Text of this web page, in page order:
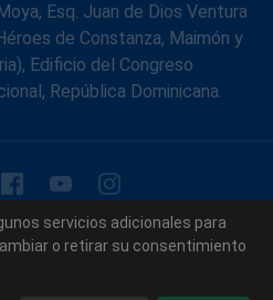
Esq. Juan de Dios Ventura
de Constanza, Maimón y
Edificio del Congreso
República Dominicana.
del Senado de la República
derechos reservados.
servicios adicionales para
o retirar su consentimiento